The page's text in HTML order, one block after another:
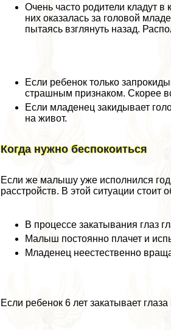
Очень часто родители кладут
них оказалась за головой
пытаясь взглянуть назад.
Если ребенок только
страшным признаком. Скорее
Если младенец закидывает
на живот.
Когда нужно беспокоиться
Если же малышу уже исполнился год
расстройств. В этой ситуации стоит
В процессе закатывания глаз
Малыш постоянно плачет и
Младенец неестественно
Если ребенок 6 лет закатывает